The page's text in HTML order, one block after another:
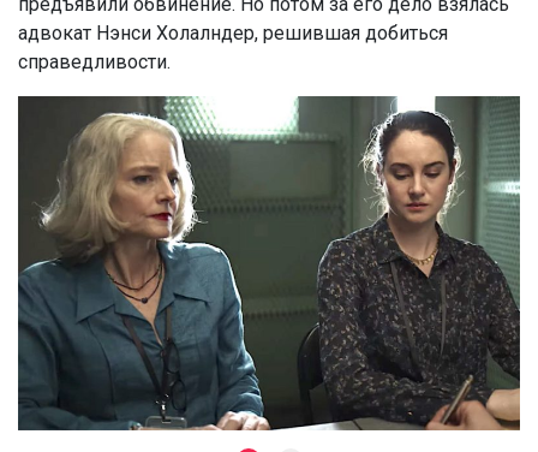
адвокат Нэнси Холалндер, решившая добиться
справедливости.